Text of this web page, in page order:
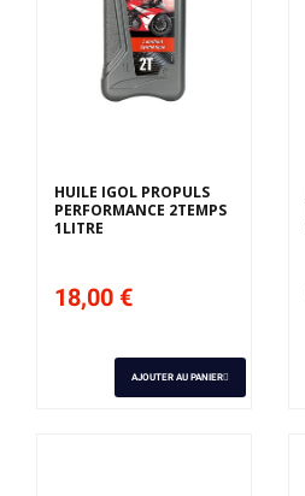
HUILE IGOL PROPULS
PERFORMANCE 2TEMPS
1LITRE
18,00 €
AJOUTER AU PANIER